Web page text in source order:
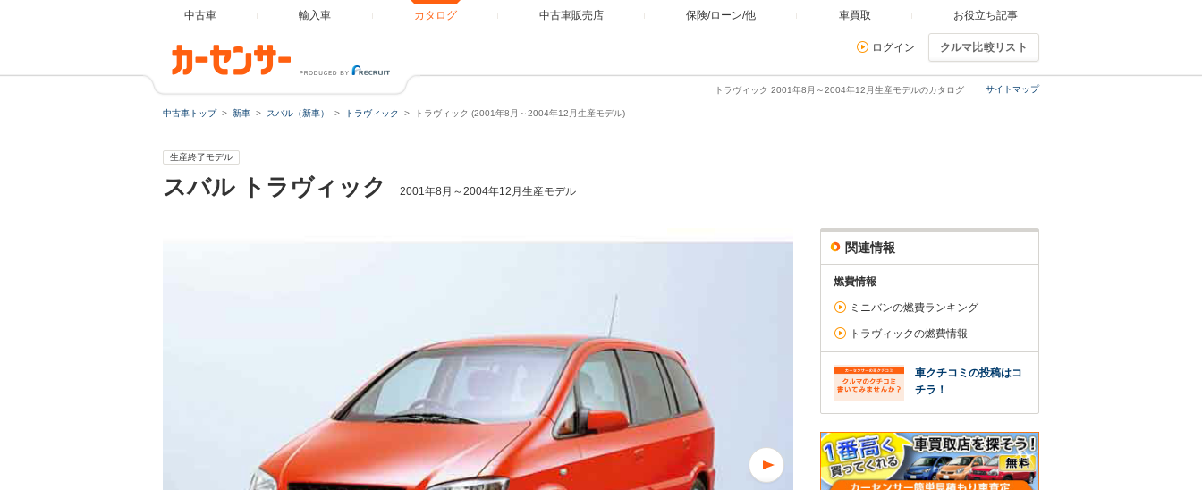
中古車 輸入車 カタログ 中古車販売店 保険/ローン/他 車買取 お役立ち記事
ログイン クルマ比較リスト
サイトマップ
トラヴィック 2001年8月～2004年12月生産モデルのカタログ
中古車トップ 新車 スバル（新車） トラヴィック トラヴィック (2001年8月～2004年12月生産モデル)
生産終了モデル
スバル トラヴィック 2001年8月～2004年12月生産モデル
関連情報
燃費情報
ミニバンの燃費ランキング
トラヴィックの燃費情報
車クチコミの投稿はコ
チラ！